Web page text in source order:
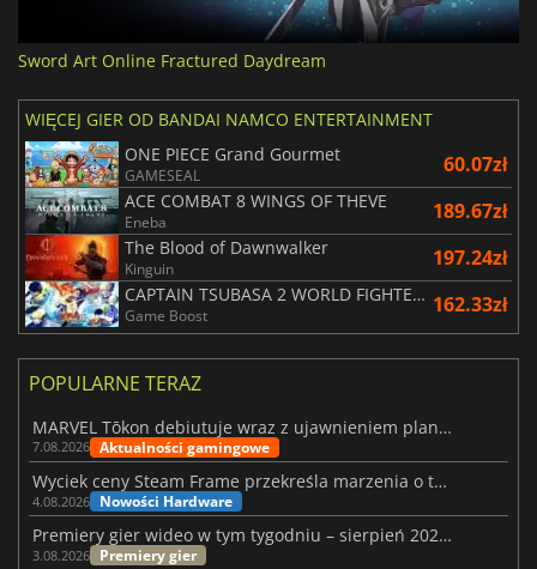
Sword Art Online Fractured Daydream
WIĘCEJ GIER OD BANDAI NAMCO ENTERTAINMENT
ONE PIECE Grand Gourmet
GAMESEAL 60.07zł
ACE COMBAT 8 WINGS OF THEVE
Eneba 189.67zł
The Blood of Dawnwalker
Kinguin 197.24zł
CAPTAIN TSUBASA 2 WORLD FIGHTERS
Game Boost 162.33zł
POPULARNE TERAZ
MARVEL Tōkon debiutuje wraz z ujawnieniem planu rozwoju na pierwszy rok
7.08.2026 Aktualności gamingowe
Wyciek ceny Steam Frame przekreśla marzenia o tanim zestawie VR
4.08.2026 Nowości Hardware
Premiery gier wideo w tym tygodniu – sierpień 2026 r. (32. tydzień)
3.08.2026 Premiery gier